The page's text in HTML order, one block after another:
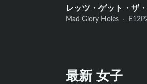
レッツ・ゲット・ザ
Mad Glory Holes · E12
最新 女子